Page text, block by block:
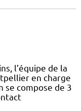
l’équipe de la
en charge
se compose de 3